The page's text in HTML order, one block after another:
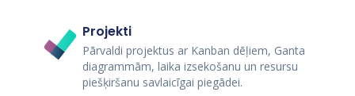
Projekti
Pārvaldi projektus ar Kanban dēļiem, Ganta
diagrammām, laika izsekošanu un resursu
piešķiršanu savlaicīgai piegādei.